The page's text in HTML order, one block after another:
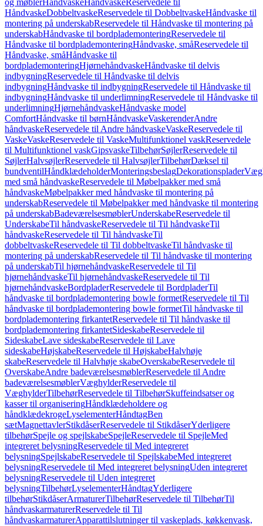
og møblerHåndvaskeHåndvaskeReservedele til
HåndvaskeDobbeltvaskeReservedele til DobbeltvaskeHåndvaske til
montering på underskabReservedele til Håndvaske til montering på
underskabHåndvaske til bordplademonteringReservedele til
Håndvaske til bordplademonteringHåndvaske, småReservedele til
Håndvaske, småHåndvaske til
bordplademonteringHjørnehåndvaskeHåndvaske til delvis
indbygningReservedele til Håndvaske til delvis
indbygningHåndvaske til indbygningReservedele til Håndvaske til
indbygningHåndvaske til underlimningReservedele til Håndvaske til
underlimningHjørnehåndvaskeHåndvaske model
ComfortHåndvaske til børnHåndvaskeVaskerenderAndre
håndvaskeReservedele til Andre håndvaskeVaskeReservedele til
VaskeVaskeReservedele til VaskeMultifunktionel vaskReservedele
til Multifunktionel vaskGipsvaskeTilbehørSøjlerReservedele til
SøjlerHalvsøjlerReservedele til HalvsøjlerTilbehørDæksel til
bundventilHåndklædeholderMonteringsbeslagDekorationsplader
med små håndvaskeReservedele til Møbelpakker med små
håndvaskeMøbelpakker med håndvaske til montering på
underskabReservedele til Møbelpakker med håndvaske til montering
på underskabBadeværelsesmøblerUnderskabeReservedele til
UnderskabeTil håndvaskeReservedele til Til håndvaskeTil
håndvaskeReservedele til Til håndvaskeTil
dobbeltvaskeReservedele til Til dobbeltvaskeTil håndvaske til
montering på underskabReservedele til Til håndvaske til montering
på underskabTil hjørnehåndvaskeReservedele til Til
hjørnehåndvaskeTil hjørnehåndvaskeReservedele til Til
hjørnehåndvaskeBordpladerReservedele til BordpladerTil
håndvaske til bordplademontering bowle formetReservedele til Til
håndvaske til bordplademontering bowle formetTil håndvaske til
bordplademontering firkantetReservedele til Til håndvaske til
bordplademontering firkantetSideskabeReservedele til
SideskabeLave sideskabeReservedele til Lave
sideskabeHøjskabeReservedele til HøjskabeHalvhøje
skabeReservedele til Halvhøje skabeOverskabeReservedele til
OverskabeAndre badeværelsesmøblerReservedele til Andre
badeværelsesmøblerVæghylderReservedele til
VæghylderTilbehørReservedele til TilbehørSkuffeindsatser og
kasser til organiseringHåndklædeholdere og
håndklædekrogeLyselementerHåndtagBen
sætMagnettavlerStikdåserReservedele til StikdåserYderligere
tilbehørSpejle og spejlskabeSpejleReservedele til SpejleMed
integreret belysningReservedele til Med integreret
belysningSpejlskabeReservedele til SpejlskabeMed integreret
belysningReservedele til Med integreret belysningUden integreret
belysningReservedele til Uden integreret
belysningTilbehørLyselementerHåndtagYderligere
tilbehørStikdåserArmaturerTilbehørReservedele til TilbehørTil
håndvaskarmaturerReservedele til Til
håndvaskarmaturerApparattilslutninger til vaskeplads, køkkenvask,